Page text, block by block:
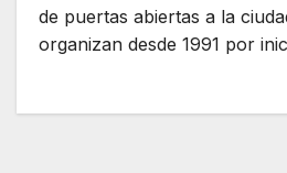
de puertas abiertas a la
organizan desde 1991 por